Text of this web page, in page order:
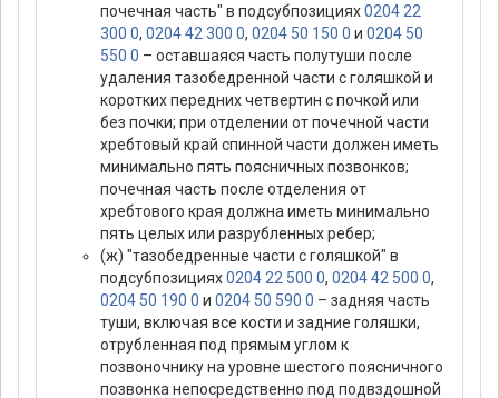
почечная часть" в подсубпозициях0204 22
300 0, 0204 42 300 0, 0204 50 150 0 и 0204 50
550 0 – оставшаяся часть полутуши после
удаления тазобедренной части с голяшкой и
коротких передних четвертин с почкой или
без почки; при отделении от почечной части
хребтовый край спинной части должен иметь
минимально пять поясничных позвонков;
почечная часть после отделения от
хребтового края должна иметь минимально
пять целых или разрубленных ребер;
(ж) "тазобедренные части с голяшкой" в
подсубпозициях0204 22 500 0, 0204 42 500 0,
0204 50 190 0 и 0204 50 590 0 – задняя часть
туши, включая все кости и задние голяшки,
отрубленная под прямым углом к
позвоночнику на уровне шестого поясничного
позвонка непосредственно под подвздошной